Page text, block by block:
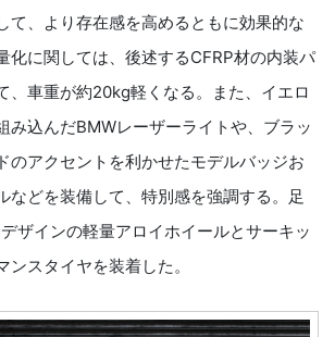
て、より存在感を高めるともに効果的な
化に関しては、後述するCFRP材の内装パ
、車重が約20kg軽くなる。また、イエロ
み込んだBMWレーザーライトや、ブラッ
のアクセントを利かせたモデルバッジお
などを装備して、特別感を強調する。足
ザインの軽量アロイホイールとサーキッ
ンスタイヤを装着した。